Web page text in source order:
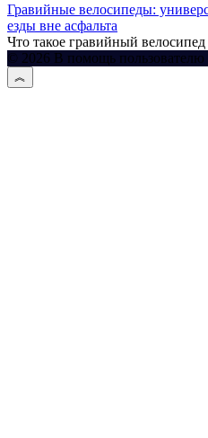
Гравийные велосипеды:
езды вне асфальта
Что такое гравийный
© 2026 В помощь пользователю